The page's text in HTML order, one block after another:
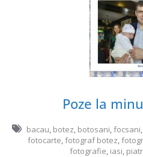
Poze la
bacau, botez, botosani,focsani,
fotocarte,fotograf botez,
fotografie, iasi,